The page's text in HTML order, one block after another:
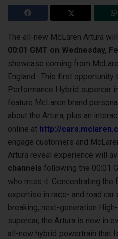
The all-new McLaren Artura
00:01 GMT on Wednesday,
showcase coming from
England. This first opportunity
Performance Hybrid supercar
feature McLaren brand
about the Artura, plus an
online at http://
engage customers and
Artura reveal experience will
channels following the 00:01
who miss it. Concentrating the
expertise in race- and road
breaking, next-generation
supercar, the Artura is new in
all-new hybrid powertrain that